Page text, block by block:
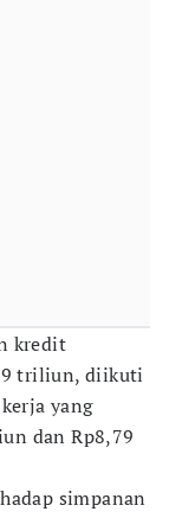
kredit
triliun, diikuti
yang
dan Rp8,79
simpanan